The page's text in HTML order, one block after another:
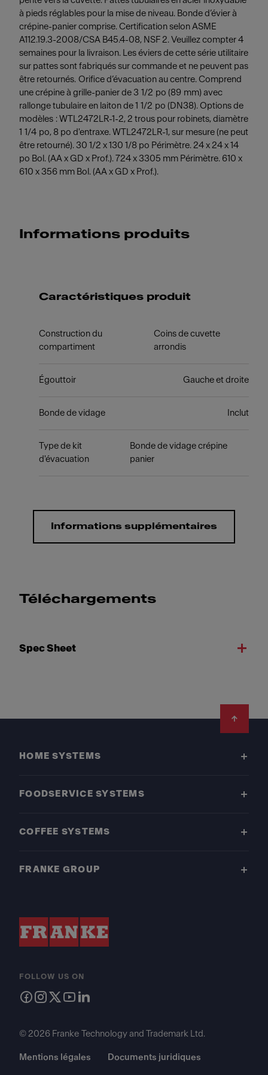
à pieds réglables pour la mise de niveau. Bonde d’évier à
crépine-panier comprise. Certification selon ASME
A112.19.3-2008/CSA B45.4-08, NSF 2. Veuillez compter 4
semaines pour la livraison. Les éviers de cette série utilitaire
sur pattes sont fabriqués sur commande et ne peuvent pas
être retournés. Orifice d’évacuation au centre. Comprend
une crépine à grille-panier de 3 1/2 po (89 mm) avec
rallonge tubulaire en laiton de 1 1/2 po (DN38). Options de
modèles : WTL2472LR-1-2, 2 trous pour robinets, diamètre
1 1/4 po, 8 po d'entraxe. WTL2472LR-1, sur mesure (ne peut
être retourné). 30 1/2 x 130 1/8 po Périmètre. 24 x 24 x 14
po Bol. (AA x GD x Prof.). 724 x 3305 mm Périmètre. 610 x
610 x 356 mm Bol. (AA x GD x Prof.).
Informations produits
Caractéristiques produit
Construction du
compartiment
Coins de cuvette
arrondis
Égouttoir Gauche et droite
Bonde de vidage Inclut
Type de kit
d'évacuation
Bonde de vidage crépine
panier
Informations supplémentaires
Téléchargements
Spec Sheet
HOME SYSTEMS
FOODSERVICE SYSTEMS
COFFEE SYSTEMS
FRANKE GROUP
FOLLOW US ON
© 2026 Franke Technology and Trademark Ltd.
Mentions légales Documents juridiques